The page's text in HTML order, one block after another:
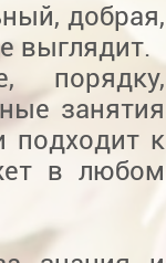
добрая,
выглядит.
порядку,
занятия
подходит к
в любом